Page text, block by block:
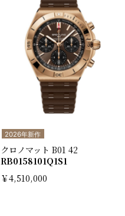
2026年新作
クロノマット B01 42
RB0158101Q1S1
￥4,510,000